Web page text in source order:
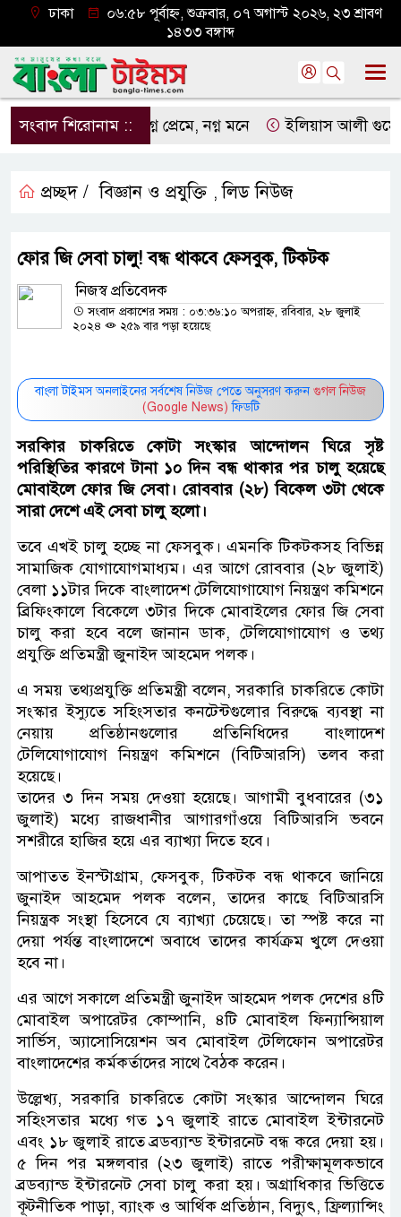
ঢাকা
০৬:৫৮ পূর্বাহ্ন, শুক্রবার, ০৭ অগাস্ট ২০২৬, ২৩ শ্রাবণ
১৪৩৩ বঙ্গাব্দ
সংবাদ শিরোনাম ::নগ্ন প্রেমে, নগ্ন মনে ইলিয়াস আলী গুমের
প্রচ্ছদ / বিজ্ঞান ও প্রযুক্তি ,লিড নিউজ
ফোর জি সেবা চালু! বন্ধ থাকবে ফেসবুক, টিকটক
নিজস্ব প্রতিবেদক
সংবাদ প্রকাশের সময় : ০৩:৩৬:১০ অপরাহ্ন, রবিবার, ২৮ জুলাই
২০২৪
২৫৯ বার পড়া হয়েছে
বাংলা টাইমস অনলাইনের সর্বশেষ নিউজ পেতে অনুসরণ করুন গুগল নিউজ
(Google News) ফিডটি
সরকিার চাকরিতে কোটা সংস্কার আন্দোলন ঘিরে সৃষ্ট
পরিস্থিতির কারণে টানা ১০ দিন বন্ধ থাকার পর চালু হয়েছে
মোবাইলে ফোর জি সেবা। রোববার (২৮) বিকেল ৩টা থেকে
সারা দেশে এই সেবা চালু হলো।
তবে এখই চালু হচ্ছে না ফেসবুক। এমনকি টিকটকসহ বিভিন্ন
সামাজিক যোগাযোগমাধ্যম। এর আগে রোববার (২৮ জুলাই)
বেলা ১১টার দিকে বাংলাদেশ টেলিযোগাযোগ নিয়ন্ত্রণ কমিশনে
ব্রিফিংকালে বিকেলে ৩টার দিকে মোবাইলের ফোর জি সেবা
চালু করা হবে বলে জানান ডাক, টেলিযোগাযোগ ও তথ্য
প্রযুক্তি প্রতিমন্ত্রী জুনাইদ আহমেদ পলক।
এ সময় তথ্যপ্রযুক্তি প্রতিমন্ত্রী বলেন, সরকারি চাকরিতে কোটা
সংস্কার ইস্যুতে সহিংসতার কনটেন্টগুলোর বিরুদ্ধে ব্যবস্থা না
নেয়ায় প্রতিষ্ঠানগুলোর প্রতিনিধিদের বাংলাদেশ
টেলিযোগাযোগ নিয়ন্ত্রণ কমিশনে (বিটিআরসি) তলব করা
হয়েছে।
তাদের ৩ দিন সময় দেওয়া হয়েছে। আগামী বুধবারের (৩১
জুলাই) মধ্যে রাজধানীর আগারগাঁওয়ে বিটিআরসি ভবনে
সশরীরে হাজির হয়ে এর ব্যাখ্যা দিতে হবে।
আপাতত ইনস্টাগ্রাম, ফেসবুক, টিকটক বন্ধ থাকবে জানিয়ে
জুনাইদ আহমেদ পলক বলেন, তাদের কাছে বিটিআরসি
নিয়ন্ত্রক সংস্থা হিসেবে যে ব্যাখ্যা চেয়েছে। তা স্পষ্ট করে না
দেয়া পর্যন্ত বাংলাদেশে অবাধে তাদের কার্যক্রম খুলে দেওয়া
হবে না।
এর আগে সকালে প্রতিমন্ত্রী জুনাইদ আহমেদ পলক দেশের ৪টি
মোবাইল অপারেটর কোম্পানি, ৪টি মোবাইল ফিন্যান্সিয়াল
সার্ভিস, অ্যাসোসিয়েশন অব মোবাইল টেলিফোন অপারেটর
বাংলাদেশের কর্মকর্তাদের সাথে বৈঠক করেন।
উল্লেখ্য, সরকারি চাকরিতে কোটা সংস্কার আন্দোলন ঘিরে
সহিংসতার মধ্যে গত ১৭ জুলাই রাতে মোবাইল ইন্টারনেট
এবং ১৮ জুলাই রাতে ব্রডব্যান্ড ইন্টারনেট বন্ধ করে দেয়া হয়।
৫ দিন পর মঙ্গলবার (২৩ জুলাই) রাতে পরীক্ষামূলকভাবে
ব্রডব্যান্ড ইন্টারনেট সেবা চালু করা হয়। অগ্রাধিকার ভিত্তিতে
কূটনীতিক পাড়া, ব্যাংক ও আর্থিক প্রতিষ্ঠান, বিদ্যুৎ, ফ্রিল্যান্সিং